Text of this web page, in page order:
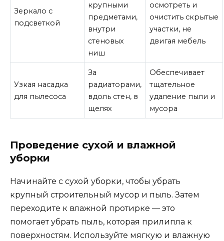
Зеркало с
подсветкой
крупными
предметами,
внутри
стеновых
ниш
осмотреть и
очистить скрытые
участки, не
двигая мебель
Узкая насадка
для пылесоса
За
радиаторами,
вдоль стен, в
щелях
Обеспечивает
тщательное
удаление пыли и
мусора
Проведение сухой и влажной
уборки
Начинайте с сухой уборки, чтобы убрать
крупный строительный мусор и пыль. Затем
переходите к влажной протирке — это
помогает убрать пыль, которая прилипла к
поверхностям. Используйте мягкую и влажную